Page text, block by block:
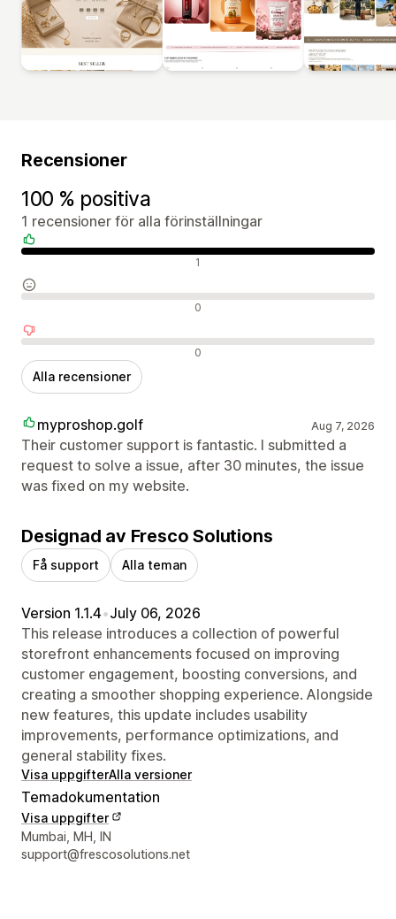
Recensioner
100 % positiva
1 recensioner för alla förinställningar
Positiva recensioner 1
Neutrala recensioner 0
Negativa recensioner 0
Alla recensioner
myproshop.golf Aug 7, 2026
Their customer support is fantastic. I submitted a
request to solve a issue, after 30 minutes, the issue
was fixed on my website.
Designad av Fresco Solutions
Få support Alla teman
Version 1.1.4•July 06, 2026
This release introduces a collection of powerful
storefront enhancements focused on improving
customer engagement, boosting conversions, and
creating a smoother shopping experience. Alongside
new features, this update includes usability
improvements, performance optimizations, and
general stability fixes.
Visa uppgifterAlla versioner
Temadokumentation
Visa uppgifter
Designerns kontaktuppgifter
Mumbai, MH, IN
support@frescosolutions.net